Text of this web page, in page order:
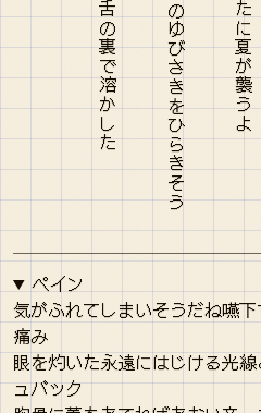
ペイン
気がふれてしまいそうだね嚥
痛み
眼を灼いた永遠にはじける光
ュバック